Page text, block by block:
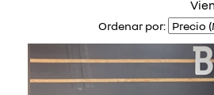
Ordenar por: